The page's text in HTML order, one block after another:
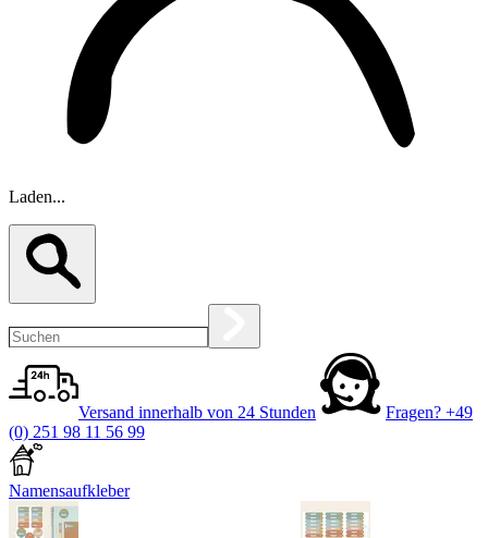
Laden...
Versand innerhalb von 24 Stunden Fragen? +49
(0) 251 98 11 56 99
Namensaufkleber